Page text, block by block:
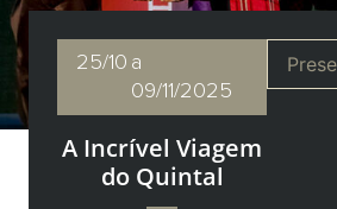
25/10 a
09/11/2025
A Incrível Viagem
do Quintal